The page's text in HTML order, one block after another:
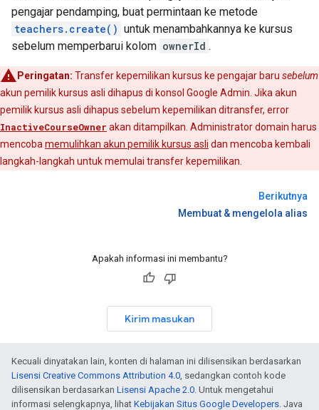
pengajar pendamping, buat permintaan ke metode
teachers.create() untuk menambahkannya ke kursus
sebelum memperbarui kolom ownerId .
Peringatan: Transfer kepemilikan kursus ke pengajar baru sebelum
akun pemilik kursus asli dihapus di konsol Google Admin. Jika akun
pemilik kursus asli dihapus sebelum kepemilikan ditransfer, error
InactiveCourseOwner akan ditampilkan. Administrator domain harus
mencoba memulihkan akun pemilik kursus asli dan mencoba kembali
langkah-langkah untuk memulai transfer kepemilikan.
Berikutnya
Membuat & mengelola alias
Apakah informasi ini membantu?
Kirim masukan
Kecuali dinyatakan lain, konten di halaman ini dilisensikan berdasarkan
Lisensi Creative Commons Attribution 4.0, sedangkan contoh kode
dilisensikan berdasarkan Lisensi Apache 2.0. Untuk mengetahui
informasi selengkapnya, lihat Kebijakan Situs Google Developers. Java